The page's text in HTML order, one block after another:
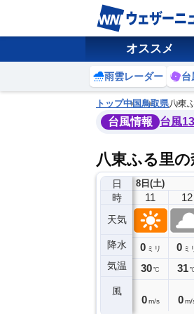
オススメ
雨雲レーダー 台
トップ中国鳥取県八東
台風情報 台風
八東ふる里
日
時
天気
降水
気温
風
8日(土)
10
0ミリ
30℃
11
0 ミリ
30℃
0 m/s
12
0 ミ
31
0 m/